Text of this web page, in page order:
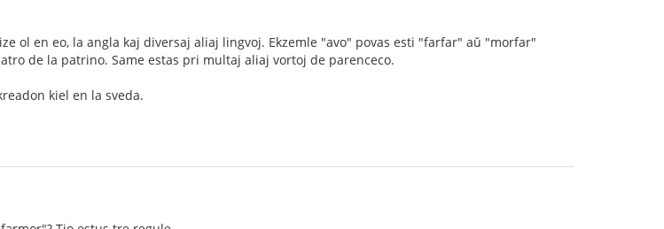
ol en eo, la angla kaj diversaj aliaj lingvoj. Ekzemle "avo" povas esti "farfar" aŭ "morfar"
de la patrino. Same estas pri multaj aliaj vortoj de parenceco.
kiel en la sveda.